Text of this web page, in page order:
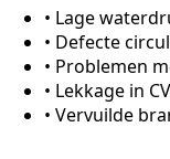
• Lage
• Defecte
• Problemen
• Lekkage in
• Vervuilde